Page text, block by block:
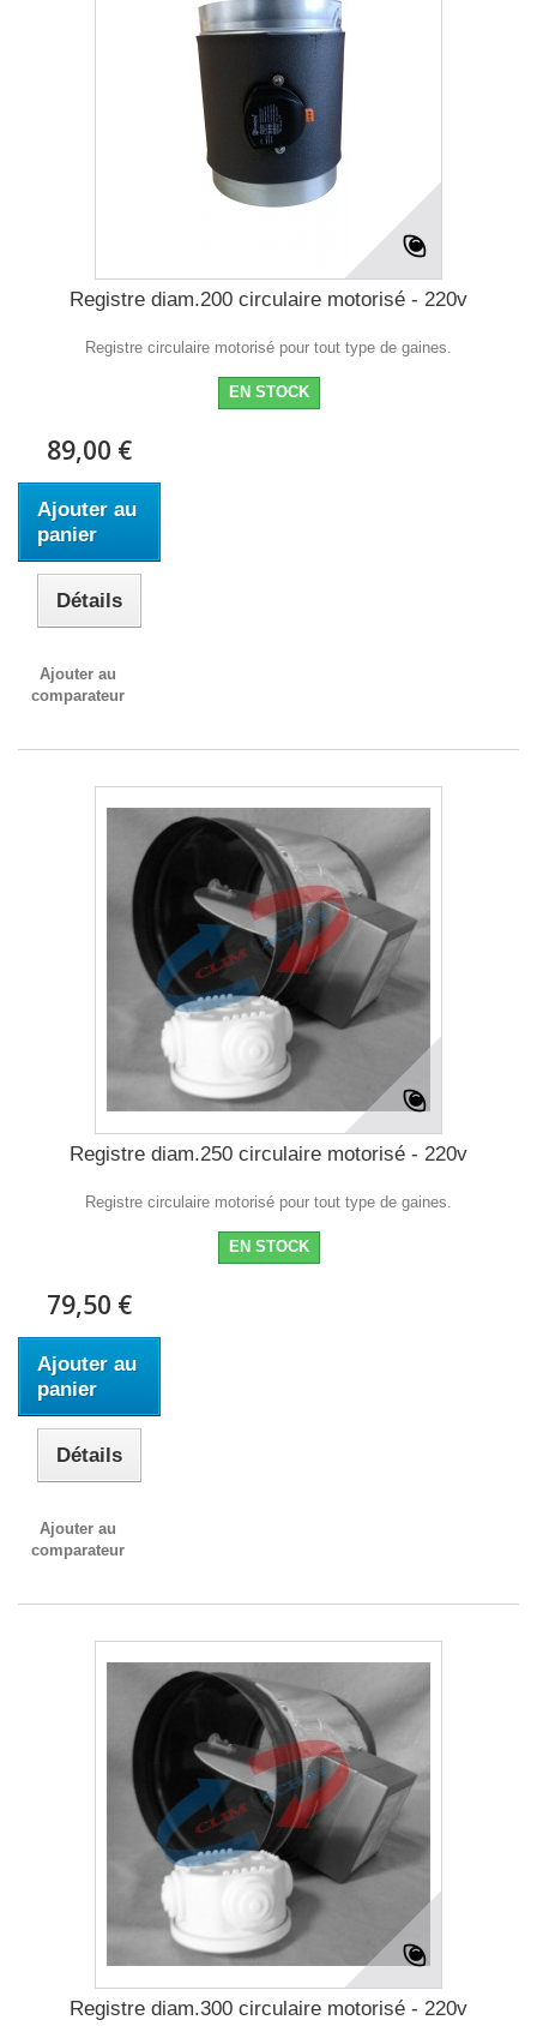
Registre diam.200 circulaire motorisé - 220v
Registre circulaire motorisé pour tout type de gaines.
EN STOCK
89,00 €
Ajouter au
panier
Détails
Ajouter au
comparateur
Registre diam.250 circulaire motorisé - 220v
Registre circulaire motorisé pour tout type de gaines.
EN STOCK
79,50 €
Ajouter au
panier
Détails
Ajouter au
comparateur
Registre diam.300 circulaire motorisé - 220v